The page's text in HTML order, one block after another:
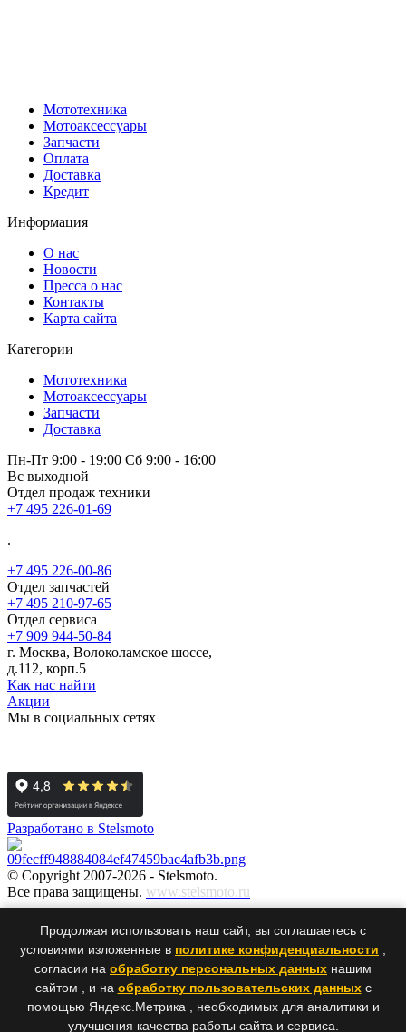
Мототехника
Мотоаксессуары
Запчасти
Оплата
Доставка
Кредит
Информация
О нас
Новости
Пресса о нас
Контакты
Карта сайта
Категории
Мототехника
Мотоаксессуары
Запчасти
Доставка
Пн-Пт 9:00 - 19:00 Сб 9:00 - 16:00
Вс выходной
Отдел продаж техники
+7 495 226-01-69
.
+7 495 226-00-86
Отдел запчастей
+7 495 210-97-65
Отдел сервиса
+7 909 944-50-84
г. Москва, Волоколамское шоссе,
д.112, корп.5
Как нас найти
Акции
Мы в социальных сетях
Разработано в Stelsmoto
© Copyright 2007-2026 - Stelsmoto.
Все права защищены. www.stelsmoto.ru
Информация, размещенная на сайте, не является публичной
офертой
Продолжая использовать наш сайт, вы соглашаетесь с
условиями изложенные в политике конфиденциальности
согласии на обработку персональных данных нашим
сайтом , и на обработку пользовательских данныхс
помощью Яндекс.Метрика , необходимых для аналитики и
улучшения качества работы сайта и сервиса.